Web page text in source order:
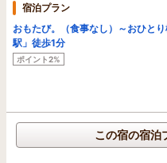
宿泊プラン
おもたび。（食事なし）～おひと
駅」徒歩1分
ポイント2%
この宿の宿泊